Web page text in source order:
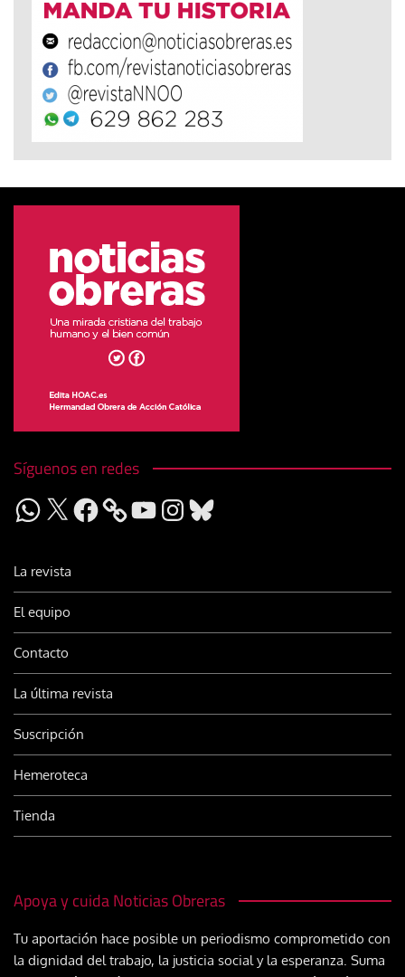
Síguenos en redes
WhatsApp
X Facebook YouTubeInstagram
Bluesky
La revista
El equipo
Contacto
La última revista
Suscripción
Hemeroteca
Tienda
Apoya y cuida Noticias Obreras
Tu aportación hace posible un periodismo comprometido con
la dignidad del trabajo, la justicia social y la esperanza. Suma